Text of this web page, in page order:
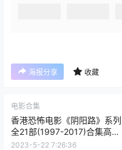
海报分享 收藏
电影合集
香港恐怖电影《阴阳路》系列
全21部(1997-2017)合集高清
完整版国粤双语中字
2023-5-22 7:26:36